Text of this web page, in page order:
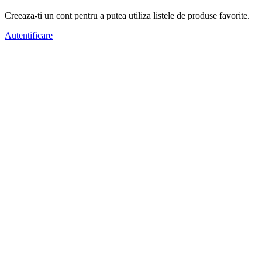
Creeaza-ti un cont pentru a putea utiliza listele de produse favorite.
Autentificare